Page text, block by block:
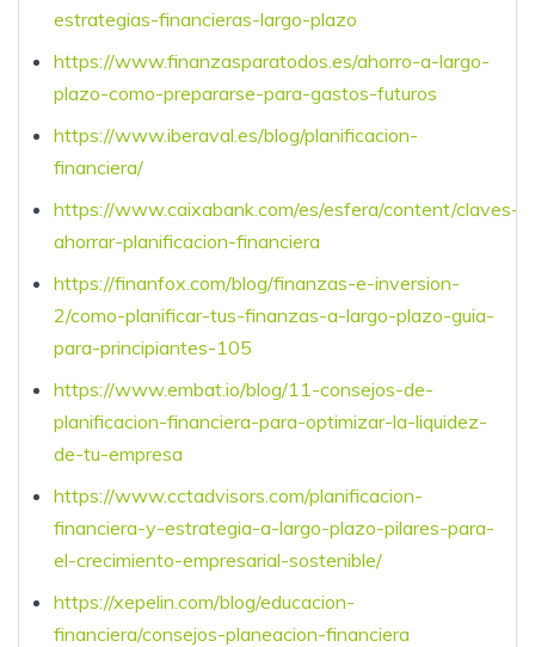
estrategias-financieras-largo-plazo
https://www.finanzasparatodos.es/ahorro-a-largo-
plazo-como-prepararse-para-gastos-futuros
https://www.iberaval.es/blog/planificacion-
financiera/
https://www.caixabank.com/es/esfera/content/claves-
ahorrar-planificacion-financiera
https://finanfox.com/blog/finanzas-e-inversion-
2/como-planificar-tus-finanzas-a-largo-plazo-guia-
para-principiantes-105
https://www.embat.io/blog/11-consejos-de-
planificacion-financiera-para-optimizar-la-liquidez-
de-tu-empresa
https://www.cctadvisors.com/planificacion-
financiera-y-estrategia-a-largo-plazo-pilares-para-
el-crecimiento-empresarial-sostenible/
https://xepelin.com/blog/educacion-
financiera/consejos-planeacion-financiera